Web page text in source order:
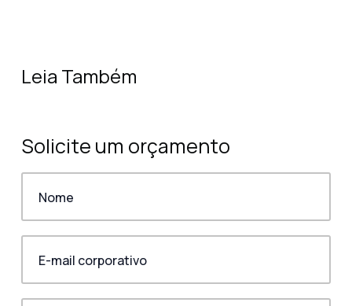
Leia Também
Solicite um orçamento